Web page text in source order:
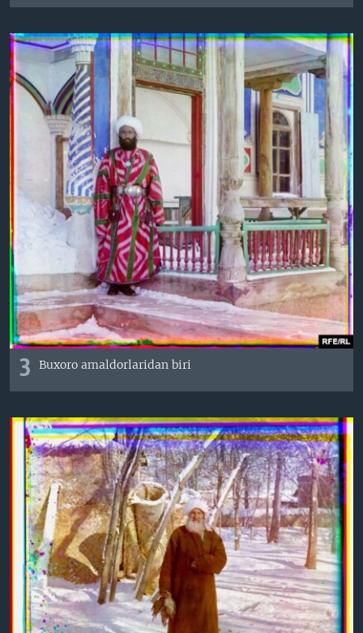
3 Buxoro amaldorlaridan biri